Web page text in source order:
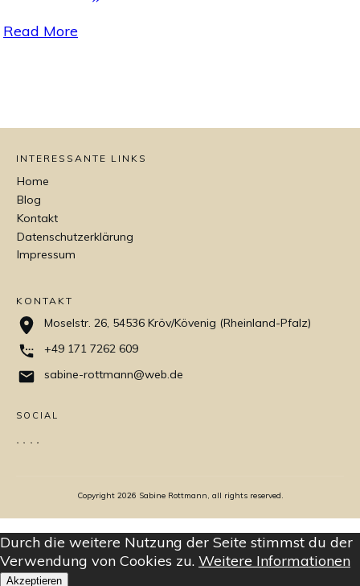
Read More
INTERESSANTE LINKS
Home
Blog
Kontakt
Datenschutzerklärung
Impressum
KONTAKT
Moselstr. 26, 54536 Kröv/Kövenig (Rheinland-Pfalz)
+49 171 7262 609
sabine-rottmann@web.de
SOCIAL
Copyright 2026 Sabine Rottmann, all rights reserved.
Durch die weitere Nutzung der Seite stimmst du der
Verwendung von Cookies zu. Weitere Informationen
Akzeptieren